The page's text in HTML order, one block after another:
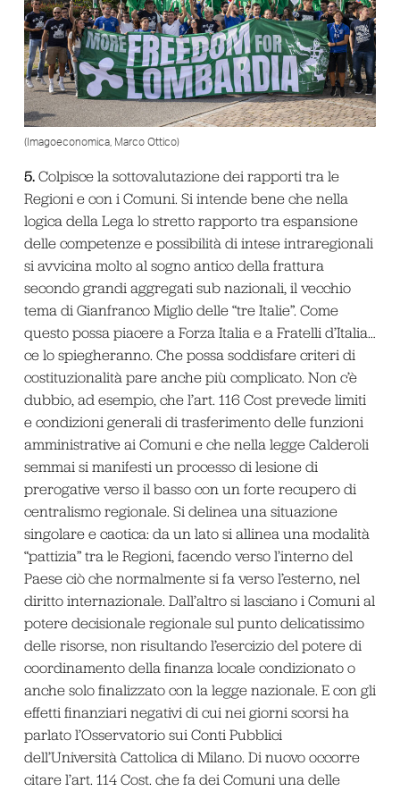
(Imagoeconomica, Marco Ottico)
5.Colpisce la sottovalutazione dei rapporti tra le
Regioni e con i Comuni. Si intende bene che nella
logica della Lega lo stretto rapporto tra espansione
delle competenze e possibilità di intese intraregionali
si avvicina molto al sogno antico della frattura
secondo grandi aggregati sub nazionali, il vecchio
tema di Gianfranco Miglio delle “tre Italie”. Come
questo possa piacere a Forza Italia e a Fratelli d’Italia…
ce lo spiegheranno. Che possa soddisfare criteri di
costituzionalità pare anche più complicato. Non c’è
dubbio, ad esempio, che l’art. 116 Cost prevede limiti
e condizioni generali di trasferimento delle funzioni
amministrative ai Comuni e che nella legge Calderoli
semmai si manifesti un processo di lesione di
prerogative verso il basso con un forte recupero di
centralismo regionale. Si delinea una situazione
singolare e caotica: da un lato si allinea una modalità
“pattizia” tra le Regioni, facendo verso l’interno del
Paese ciò che normalmente si fa verso l’esterno, nel
diritto internazionale. Dall’altro si lasciano i Comuni al
potere decisionale regionale sul punto delicatissimo
delle risorse, non risultando l’esercizio del potere di
coordinamento della finanza locale condizionato o
anche solo finalizzato con la legge nazionale. E con gli
effetti finanziari negativi di cui nei giorni scorsi ha
parlato l’Osservatorio sui Conti Pubblici
dell’Università Cattolica di Milano. Di nuovo occorre
citare l’art. 114 Cost. che fa dei Comuni una delle